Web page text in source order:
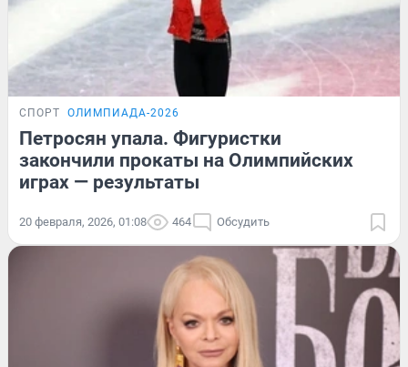
СПОРТ ОЛИМПИАДА-2026
Петросян упала. Фигуристки
закончили прокаты на Олимпийских
играх — результаты
20 февраля, 2026, 01:08 464 Обсудить